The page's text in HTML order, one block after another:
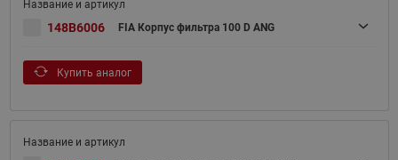
148B6006 FIA Корпус фильтра 100 D ANG
Купить аналог